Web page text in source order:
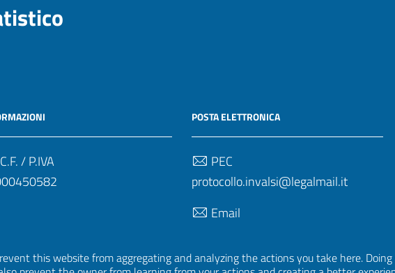
this website from aggregating and analyzing the actions you take here.
C.F. / P.IVA
POSTA ELETTRONICA
PEC
protocollo.invalsi@legalmail.it
Email
Email